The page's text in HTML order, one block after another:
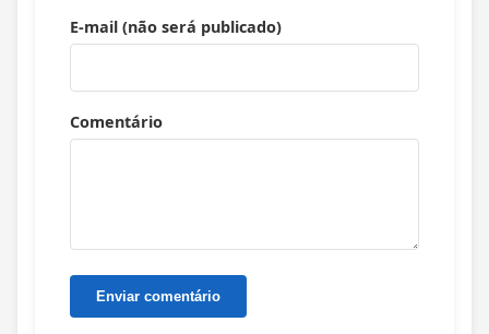
E-mail (não será publicado)
Comentário